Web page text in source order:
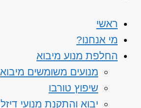
ראשי
מי אנחנו?
החלפת מנוע מיבוא
מנועים משומשים מיבוא
שיפוץ טורבו
יבוא והתקנת מנועי דיזל